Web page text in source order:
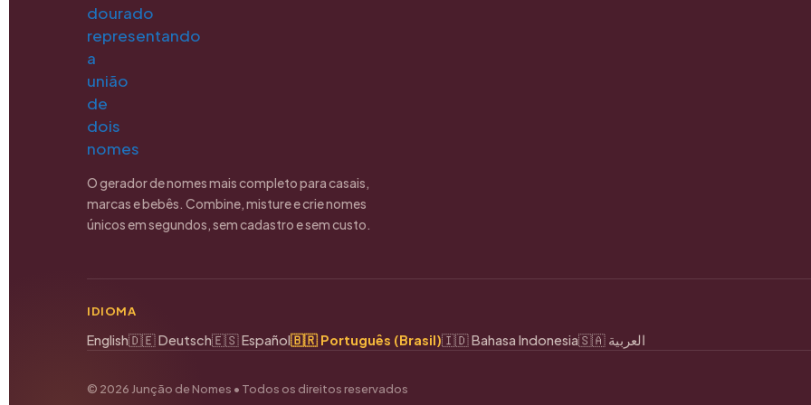
O gerador de nomes mais completo para casais,
marcas e bebês. Combine, misture e crie nomes
únicos em segundos, sem cadastro e sem custo.
IDIOMA
English🇩🇪 Deutsch🇪🇸 Español🇧🇷 Português (Brasil)🇮🇩 Bahasa Indonesia 🇸🇦 العربية
© 2026 Junção de Nomes • Todos os direitos reservados